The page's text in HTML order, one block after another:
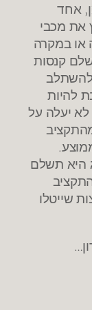
אחד
את מכבי
או במקרה
קנסות
להשתלב
להיות
יעלה על
המינימום , או על פי 3 מהתקציב
הממוצע.
היא תשלם
שייטלו